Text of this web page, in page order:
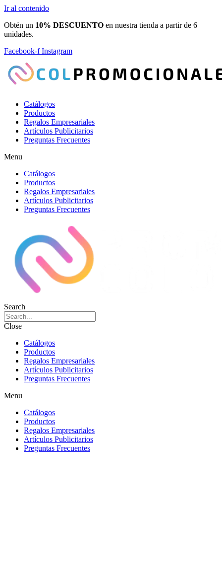
Ir al contenido
Obtén un 10% DESCUENTO en nuestra tienda a partir de 6
unidades.
Facebook-f Instagram
Catálogos
Productos
Regalos Empresariales
Artículos Publicitarios
Preguntas Frecuentes
Menu
Catálogos
Productos
Regalos Empresariales
Artículos Publicitarios
Preguntas Frecuentes
Search
Close
Catálogos
Productos
Regalos Empresariales
Artículos Publicitarios
Preguntas Frecuentes
Menu
Catálogos
Productos
Regalos Empresariales
Artículos Publicitarios
Preguntas Frecuentes